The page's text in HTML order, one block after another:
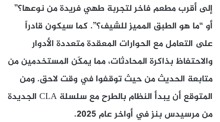
إلى أقرب مطعم فاخر لتجربة طهي فريدة من نوعها؟”
أو “ما هو الطبق المميز للشيف؟”. كما سيكون قادراً
على التعامل مع الحوارات المعقدة متعددة الأدوار
والاحتفاظ بذاكرة المحادثات، مما يمكّن المستخدمين من
متابعة الحديث من حيث توقفوا في وقت لاحق. ومن
المتوقع أن يبدأ النظام بالطرح مع سلسلة CLA الجديدة
من مرسيدس بنز في أواخر عام 2025.